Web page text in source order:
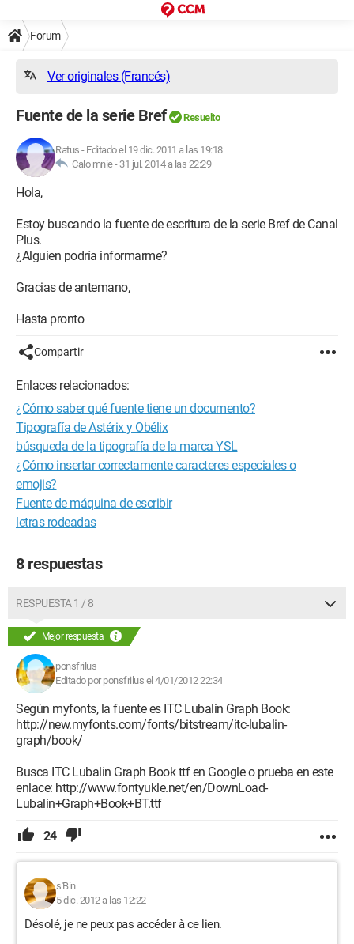
Forum
Ver originales (Francés)
Fuente de la serie Bref Resuelto
Ratus - Editado el 19 dic. 2011 a las 19:18
Calo mnie - 31 jul. 2014 a las 22:29
Hola,
Estoy buscando la fuente de escritura de la serie Bref de Canal
Plus.
¿Alguien podría informarme?
Gracias de antemano,
Hasta pronto
Compartir
Enlaces relacionados:
¿Cómo saber qué fuente tiene un documento?
Tipografía de Astérix y Obélix
búsqueda de la tipografía de la marca YSL
¿Cómo insertar correctamente caracteres especiales o
emojis?
Fuente de máquina de escribir
letras rodeadas
8 respuestas
RESPUESTA 1 / 8
Mejor respuesta
ponsfrilus
Editado por ponsfrilus el 4/01/2012 22:34
Según myfonts, la fuente es ITC Lubalin Graph Book:
http://new.myfonts.com/fonts/bitstream/itc-lubalin-
graph/book/
Busca ITC Lubalin Graph Book ttf en Google o prueba en este
enlace: http://www.fontyukle.net/en/DownLoad-
Lubalin+Graph+Book+BT.ttf
24
s'Bin
5 dic. 2012 a las 12:22
Désolé, je ne peux pas accéder à ce lien.